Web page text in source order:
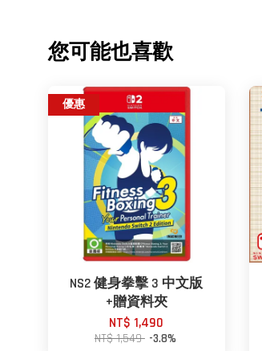
您可能也喜歡
優惠
NS2 健身拳擊 3 中文版
+贈資料夾
NT$ 1,490
NT$ 1,549 -3.8%